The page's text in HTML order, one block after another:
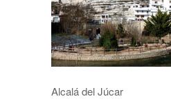
Alcalá del Júcar